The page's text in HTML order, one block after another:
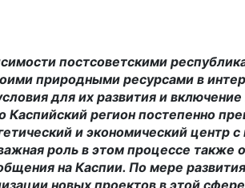
постсоветскими
природными ресурсами в
для их развития и
Каспийский регион постепенно
и экономический центр
роль в этом процессе также
на Каспии. По мере
новых проектов в этой